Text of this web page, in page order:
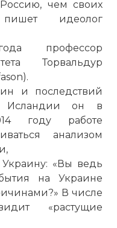
чем своих
идеолог
профессор
Торвальдур
и последствий
Исландии он в
году работе
анализом
«Вы ведь
на Украине
В числе
«растущие